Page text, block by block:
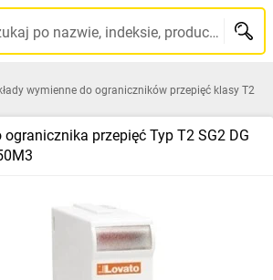
Szukaj po nazwie, indeksie, producencie, kodzie kreskowym...
wymienne do ograniczników przepięć klasy T2
ogranicznika przepięć Typ T2 SG2 DG